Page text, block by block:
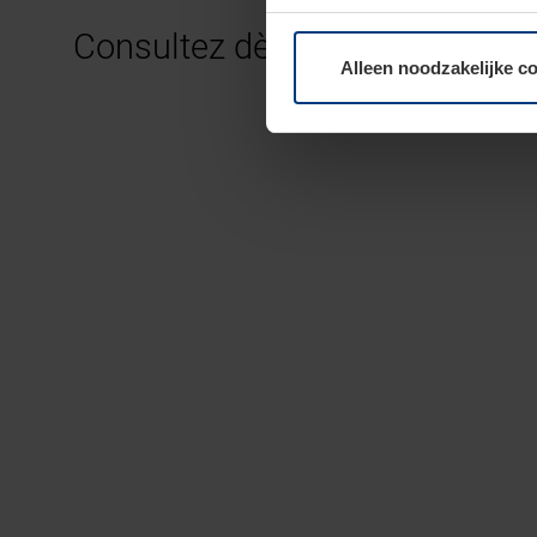
moment bij de uitleg van de
Alleen noodzakelijke
Consultez dès maintenant